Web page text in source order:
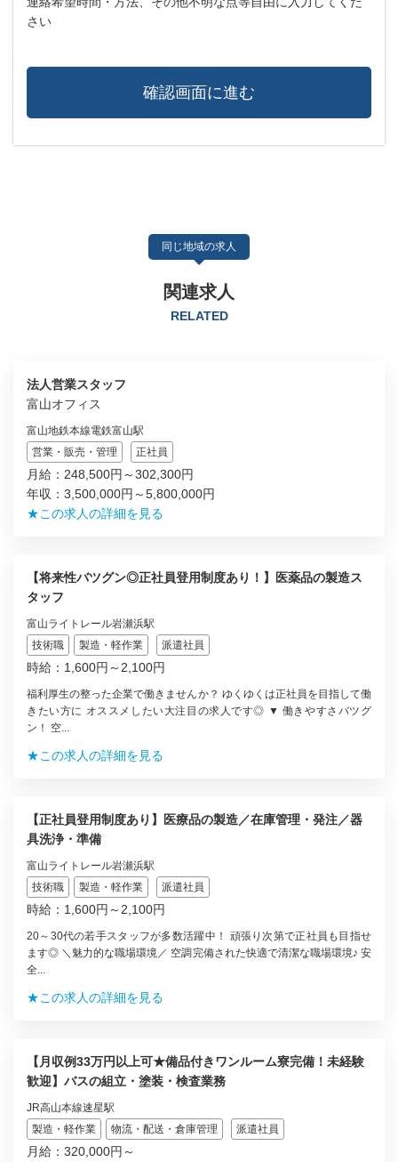
さい
同じ地域の求人
関連求人
RELATED
法人営業スタッフ
富山オフィス
富山地鉄本線電鉄富山駅
営業・販売・管理
正社員
月給：248,500円～302,300円
年収：3,500,000円～5,800,000円
★この求人の詳細を見る
【将来性バツグン◎正社員登用制度あり！】医薬品の製造ス
タッフ
富山ライトレール岩瀬浜駅
技術職
製造・軽作業 派遣社員
時給：1,600円～2,100円
福利厚生の整った企業で働きませんか？ ゆくゆくは正社員を目指して働
きたい方に オススメしたい大注目の求人です◎ ▼ 働きやすさバツグ
ン！ 空...
★この求人の詳細を見る
【正社員登用制度あり】医療品の製造／在庫管理・発注／器
具洗浄・準備
富山ライトレール岩瀬浜駅
技術職
製造・軽作業 派遣社員
時給：1,600円～2,100円
20～30代の若手スタッフが多数活躍中！ 頑張り次第で正社員も目指せ
ます◎ ＼魅力的な職場環境／ 空調完備された快適で清潔な職場環境♪ 安
全...
★この求人の詳細を見る
【月収例33万円以上可★備品付きワンルーム寮完備！未経験
歓迎】バスの組立・塗装・検査業務
JR高山本線速星駅
製造・軽作業
物流・配送・倉庫管理 派遣社員
月給：320,000円～